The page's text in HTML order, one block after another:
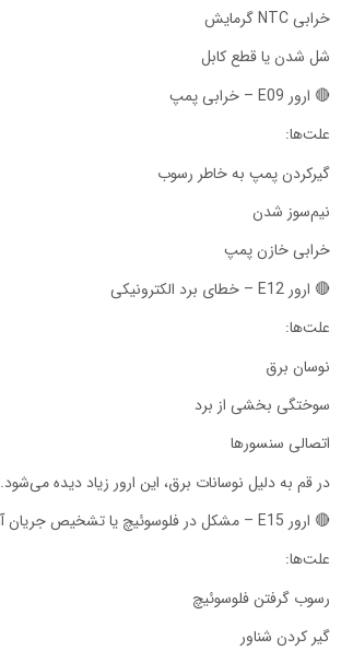
خرابی NTC گرمایش
شل شدن یا قطع کابل
🔴 ارور E09 – خرابی پمپ
علت‌ها:
گیرکردن پمپ به خاطر رسوب
نیم‌سوز شدن
خرابی خازن پمپ
🔴 ارور E12 – خطای برد الکترونیکی
علت‌ها:
نوسان برق
سوختگی بخشی از برد
اتصالی سنسورها
در قم به دلیل نوسانات برق، این ارور زیاد دیده می‌شود.
🔴 ارور E15 – مشکل در فلوسوئیچ یا تشخیص جریان آب
علت‌ها:
رسوب گرفتن فلوسوئیچ
گیر کردن شناور